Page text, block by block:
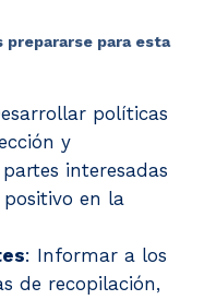
prepararse para esta
políticas
y
interesadas
en la
: Informar a los
de recopilación,